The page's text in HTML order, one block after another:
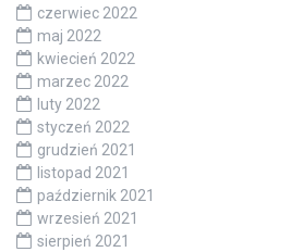
czerwiec 2022
maj 2022
kwiecień 2022
marzec 2022
luty 2022
styczeń 2022
grudzień 2021
listopad 2021
październik 2021
wrzesień 2021
sierpień 2021